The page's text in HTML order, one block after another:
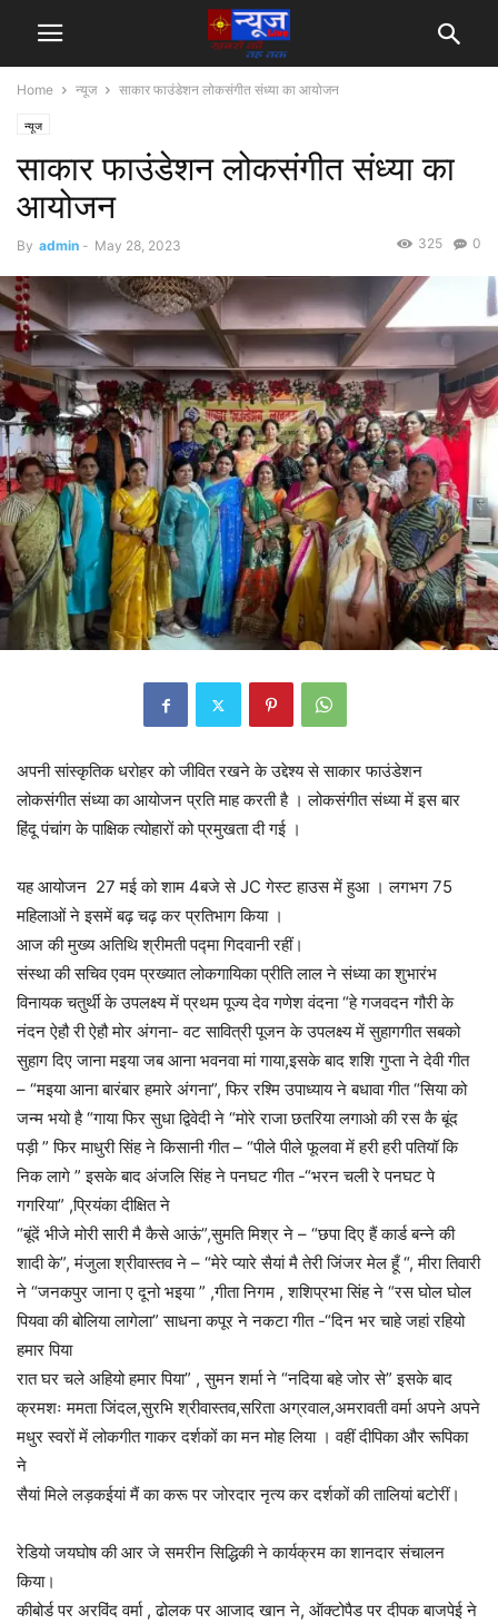
Home न्यूज साकार फाउंडेशन लोकसंगीत संध्या का आयोजन
न्यूज
साकार फाउंडेशन लोकसंगीत संध्या का
आयोजन
By admin - May 28, 2023 0
325
अपनी सांस्कृतिक धरोहर को जीवित रखने के उद्देश्य से साकार फाउंडेशन
लोकसंगीत संध्या का आयोजन प्रति माह करती है । लोकसंगीत संध्या में इस बार
हिंदू पंचांग के पाक्षिक त्योहारों को प्रमुखता दी गई ।
यह आयोजन 27 मई को शाम 4बजे से JC गेस्ट हाउस में हुआ । लगभग 75
महिलाओं ने इसमें बढ़ चढ़ कर प्रतिभाग किया ।
आज की मुख्य अतिथि श्रीमती पद्मा गिदवानी रहीं।
संस्था की सचिव एवम प्रख्यात लोकगायिका प्रीति लाल ने संध्या का शुभारंभ
विनायक चतुर्थी के उपलक्ष्य में प्रथम पूज्य देव गणेश वंदना “हे गजवदन गौरी के
नंदन ऐहौ री ऐहौ मोर अंगना- वट सावित्री पूजन के उपलक्ष्य में सुहागगीत सबको
सुहाग दिए जाना मइया जब आना भवनवा मां गाया,इसके बाद शशि गुप्ता ने देवी गीत
– “मइया आना बारंबार हमारे अंगना”, फिर रश्मि उपाध्याय ने बधावा गीत “सिया को
जन्म भयो है “गाया फिर सुधा द्विवेदी ने “मोरे राजा छतरिया लगाओ की रस कै बूंद
पड़ी ” फिर माधुरी सिंह ने किसानी गीत – “पीले पीले फूलवा में हरी हरी पतियॉ कि
निक लागे ” इसके बाद अंजलि सिंह ने पनघट गीत -“भरन चली रे पनघट पे
गगरिया” ,प्रियंका दीक्षित ने
“बूंदें भीजे मोरी सारी मै कैसे आऊं”,सुमति मिश्र ने – “छपा दिए हैं कार्ड बन्ने की
शादी के”, मंजुला श्रीवास्तव ने – “मेरे प्यारे सैयां मै तेरी जिंजर मेल हूँ “, मीरा तिवारी
ने “जनकपुर जाना ए दूनो भइया ” ,गीता निगम , शशिप्रभा सिंह ने “रस घोल घोल
पियवा की बोलिया लागेला” साधना कपूर ने नकटा गीत -“दिन भर चाहे जहां रहियो
हमार पिया
रात घर चले अहियो हमार पिया” , सुमन शर्मा ने “नदिया बहे जोर से” इसके बाद
क्रमशः ममता जिंदल,सुरभि श्रीवास्तव,सरिता अग्रवाल,अमरावती वर्मा अपने अपने
मधुर स्वरों में लोकगीत गाकर दर्शकों का मन मोह लिया । वहीं दीपिका और रूपिका
ने
सैयां मिले लड़कईयां मैं का करू पर जोरदार नृत्य कर दर्शकों की तालियां बटोरीं।
रेडियो जयघोष की आर जे समरीन सिद्धिकी ने कार्यक्रम का शानदार संचालन
किया।
कीबोर्ड पर अरविंद वर्मा , ढोलक पर आजाद खान ने, ऑक्टोपैड पर दीपक बाजपेई ने